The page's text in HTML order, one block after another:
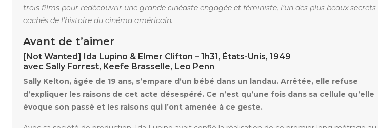
trois films pour redécouvrir une grande cinéaste engagée et féministe, l’un des plus beaux secrets
cachés de l’histoire du cinéma américain.
Avant de t’aimer
[Not Wanted] Ida Lupino & Elmer Clifton – 1h31, États-Unis, 1949
avec Sally Forrest, Keefe Brasselle, Leo Penn
Sally Kelton, âgée de 19 ans, s’empare d’un bébé dans un landau. Arrêtée, elle refuse
d’expliquer les raisons de cet acte désespéré. Ce n’est qu’une fois dans sa cellule qu’elle
évoque son passé et les raisons qui l’ont amenée à ce geste.